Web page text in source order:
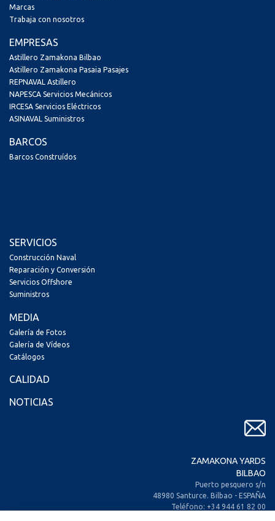
Marcas
Trabaja con nosotros
EMPRESAS
Astillero Zamakona Bilbao
Astillero Zamakona Pasaia Pasajes
REPNAVAL Astillero
NAPESCA Servicios Mecánicos
IRCESA Servicios Eléctricos
ASINAVAL Suministros
BARCOS
Barcos Construídos
SERVICIOS
Construcción Naval
Reparación y Conversión
Servicios Offshore
Suministros
MEDIA
Galería de Fotos
Galería de Vídeos
Catálogos
CALIDAD
NOTICIAS
ZAMAKONA YARDS
BILBAO
Puerto pesquero s/n
48980 Santurce. Bilbao - ESPAÑA
Teléfono: +34 944 61 82 00